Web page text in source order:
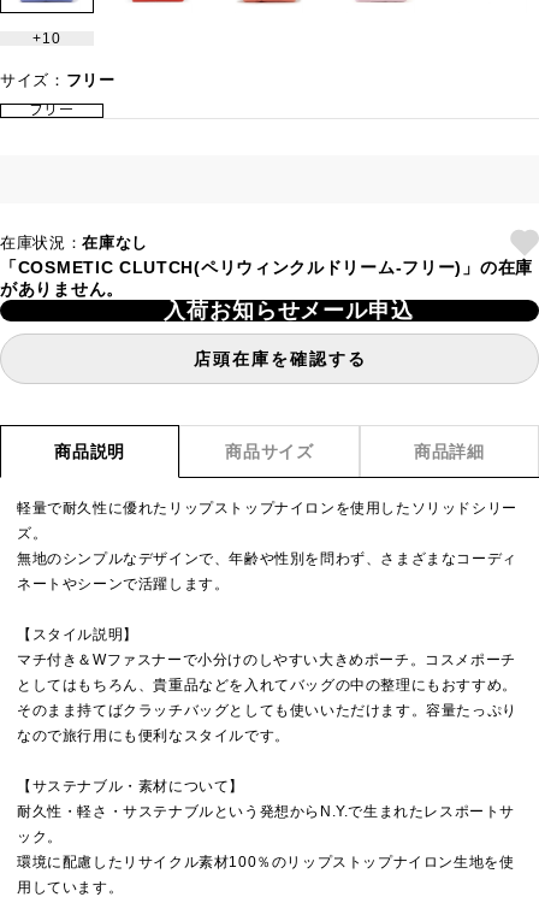
10
サイズ： フリー
フリー
在庫状況：在庫なし
「COSMETIC CLUTCH(ペリウィンクルドリーム-フリー)」の在庫
がありません。
入荷お知らせメール申込
店頭在庫を確認する
商品説明 商品サイズ 商品詳細
軽量で耐久性に優れたリップストップナイロンを使用したソリッドシリー
ズ。
無地のシンプルなデザインで、年齢や性別を問わず、さまざまなコーディ
ネートやシーンで活躍します。
【スタイル説明】
マチ付き＆Wファスナーで小分けのしやすい大きめポーチ。コスメポーチ
としてはもちろん、貴重品などを入れてバッグの中の整理にもおすすめ。
そのまま持てばクラッチバッグとしても使いいただけます。容量たっぷり
なので旅行用にも便利なスタイルです。
【サステナブル・素材について】
耐久性・軽さ・サステナブルという発想からN.Y.で生まれたレスポートサ
ック。
環境に配慮したリサイクル素材100％のリップストップナイロン生地を使
用しています。